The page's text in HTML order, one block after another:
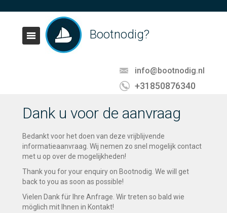
Bootnodig?
info@bootnodig.nl
+31850876340
Dank u voor de aanvraag
Bedankt voor het doen van deze vrijblijvende
informatieaanvraag. Wij nemen zo snel mogelijk contact
met u op over de mogelijkheden!
Thank you for your enquiry on Bootnodig. We will get
back to you as soon as possible!
Vielen Dank für Ihre Anfrage. Wir treten so bald wie
möglich mit Ihnen in Kontakt!